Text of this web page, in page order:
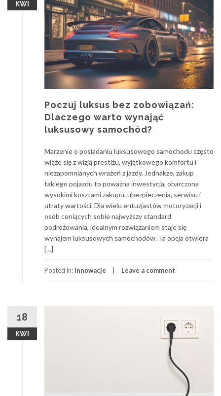
KWI
Poczuj luksus bez zobowiązań:
Dlaczego warto wynająć
luksusowy samochód?
Marzenie o posiadaniu luksusowego samochodu często
wiąże się z wizją prestiżu, wyjątkowego komfortu i
niezapomnianych wrażeń z jazdy. Jednakże, zakup
takiego pojazdu to poważna inwestycja, obarczona
wysokimi kosztami zakupu, ubezpieczenia, serwisu i
utraty wartości. Dla wielu entuzjastów motoryzacji i
osób ceniących sobie najwyższy standard
podróżowania, idealnym rozwiązaniem staje się
wynajem luksusowych samochodów. Ta opcja otwiera
[…]
Posted in: Innowacje Leave a comment
18
KWI